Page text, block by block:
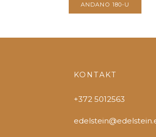
ANDANO 180-U
KONTAKT
+372 5012563